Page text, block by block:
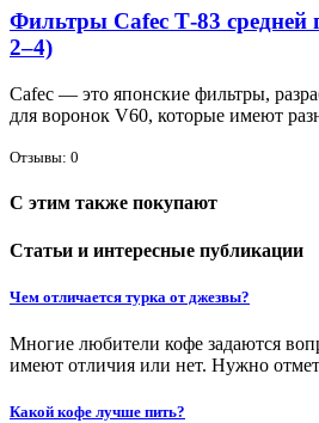
Фильтры Cafec Т-83 средней
2–4)
Cafec — это япон­ские филь­тры,
для во­ро­нок V60, ко­то­рые име­ют
Отзывы: 0
С этим также покупают
Статьи и интересные публикации
Чем отличается турка от джезвы?
Многие любители кофе задаются
имеют отличия или нет. Нужно
Какой кофе лучше пить?